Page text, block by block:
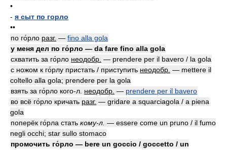
•
- я сыт по горло
••
по го́рло разг. — fino alla gola
у меня дел по го́рло — da fare fino alla gola
схватить за го́рло неодобр. — prendere per il bavero / la gola
с ножом к го́рлу пристать / приступить неодобр. — mettere il
coltello alla gola; prendere per la gola
взять за го́рло кого-л. неодобр. — prendere per il bavero
во всё го́рло кричать разг. — gridare a squarciagola / a piena
gola
поперёк го́рла стать кому-л. — essere come un pruno / il fumo
negli occhi; star sullo stomaco
промочить го́рло — bere un goccio / goccetto / un